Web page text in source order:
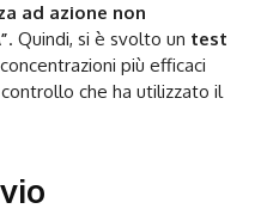
ad azione non
. Quindi, si è svolto un test
più efficaci
che ha utilizzato il